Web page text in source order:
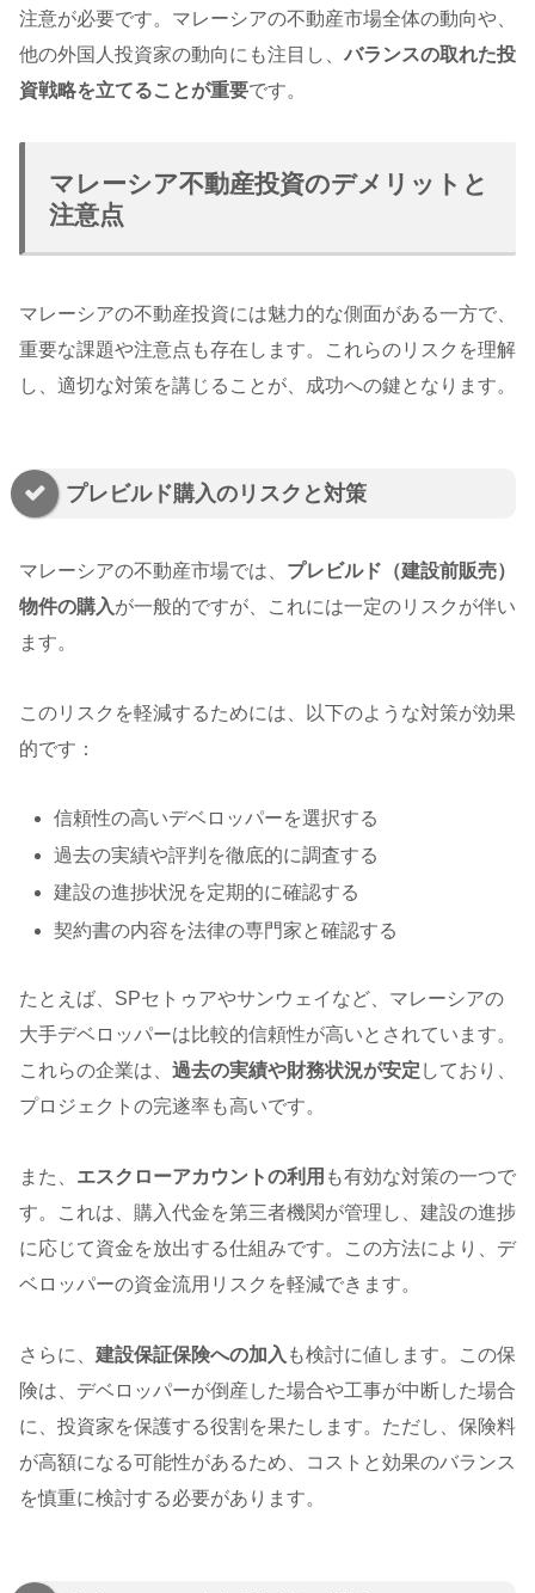
注意が必要です。マレーシアの不動産市場全体の動向や、
他の外国人投資家の動向にも注目し、 バランスの取れた投
資戦略を立てることが重要です。
マレーシア不動産投資のデメリットと
注意点
マレーシアの不動産投資には魅力的な側面がある一方で、
重要な課題や注意点も存在します。これらのリスクを理解
し、適切な対策を講じることが、成功への鍵となります。
プレビルド購入のリスクと対策
マレーシアの不動産市場では、 プレビルド（建設前販売）
物件の購入が一般的ですが、これには一定のリスクが伴い
ます。
このリスクを軽減するためには、以下のような対策が効果
的です：
信頼性の高いデベロッパーを選択する
過去の実績や評判を徹底的に調査する
建設の進捗状況を定期的に確認する
契約書の内容を法律の専門家と確認する
たとえば、SPセトゥアやサンウェイなど、マレーシアの
大手デベロッパーは比較的信頼性が高いとされています。
これらの企業は、 過去の実績や財務状況が安定 しており、
プロジェクトの完遂率も高いです。
また、 エスクローアカウントの利用 も有効な対策の一つで
す。これは、購入代金を第三者機関が管理し、建設の進捗
に応じて資金を放出する仕組みです。この方法により、デ
ベロッパーの資金流用リスクを軽減できます。
さらに、 建設保証保険への加入 も検討に値します。この保
険は、デベロッパーが倒産した場合や工事が中断した場合
に、投資家を保護する役割を果たします。ただし、保険料
が高額になる可能性があるため、コストと効果のバランス
を慎重に検討する必要があります。